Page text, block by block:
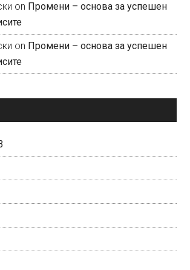
on Промени – основа за успешен
on Промени – основа за успешен